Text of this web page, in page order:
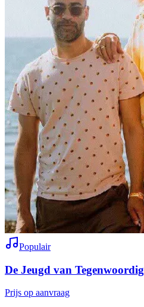
Populair
De Jeugd van Tegenwoordig
Prijs op aanvraag